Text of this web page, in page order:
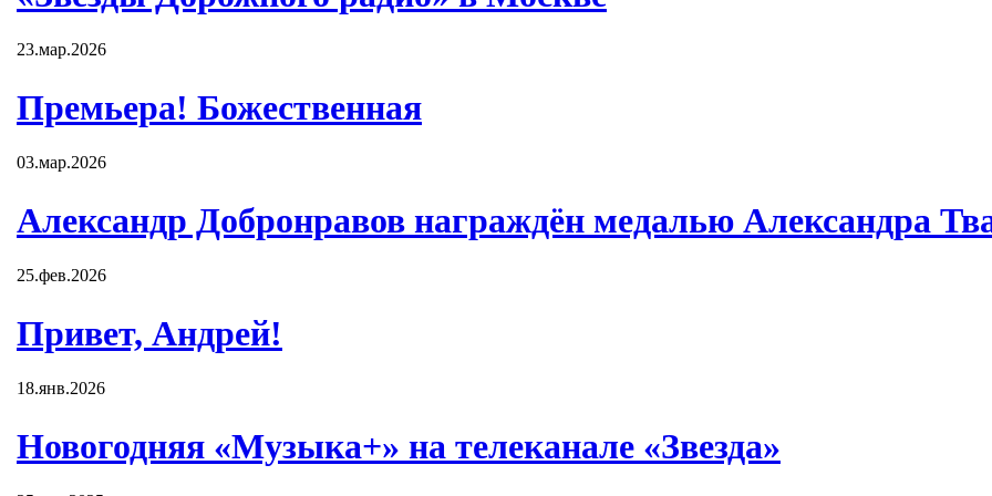
23.мар.2026
Премьера! Божественная
03.мар.2026
Александр Добронравов награждён медалью Александра
25.фев.2026
Привет, Андрей!
18.янв.2026
Новогодняя «Музыка+» на телеканале «Звезда»